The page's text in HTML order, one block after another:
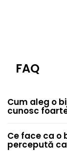
FAQ
Cum aleg o
cunosc
Ce face ca o
percepută